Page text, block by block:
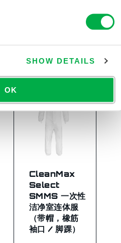
SHOW DETAILS
OK
CleanMax
Select
SMMS 一次性
洁净室连体服
（带帽，橡筋
袖口 / 脚踝）